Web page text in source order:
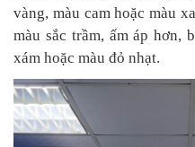
vàng, màu cam hoặc màu
màu sắc trầm, ấm áp hơn,
xám hoặc màu đỏ nhạt.